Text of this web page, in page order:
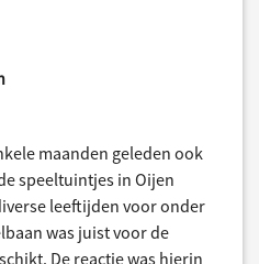
maanden geleden ook
speeltuintjes in Oijen
leeftijden voor onder
was juist voor de
De reactie was hierin